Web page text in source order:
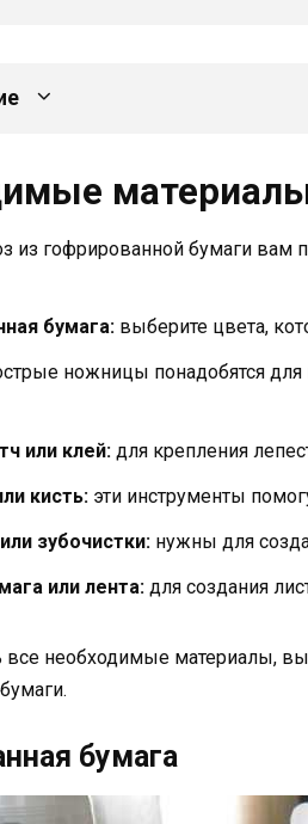
из гофрированной бумаги вам
бумага: выберите цвета,
ножницы понадобятся
или клей: для крепления
кисть: эти инструменты
зубочистки: нужны для
или лента: для создания
все необходимые материалы,
бумага